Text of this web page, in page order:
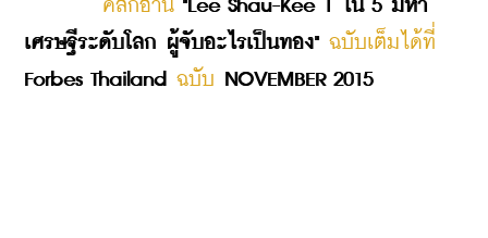
คลิ๊กอ่าน "Lee Shau-Kee 1 ใน 5 มหา
เศรษฐีระดับโลก ผู้จับอะไรเป็นทอง"
Forbes Thailand
ฉบับ NOVEMBER 2015